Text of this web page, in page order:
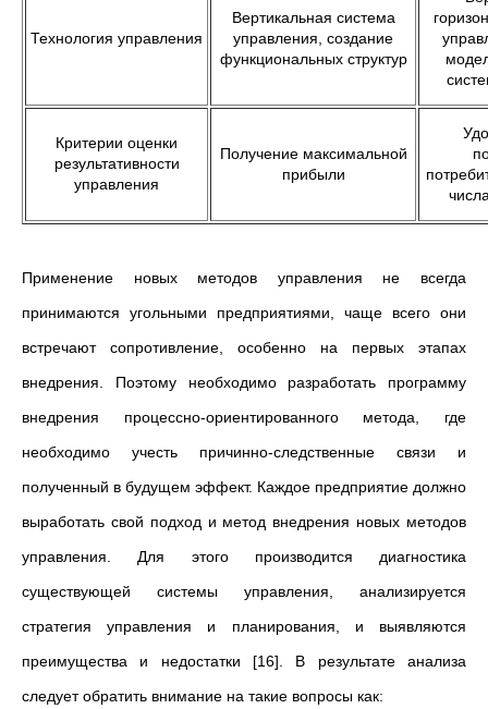
Технология управления
Вертикальная система
управления, создание
функциональных структур
Критерии оценки
результативности
управления
Получение максимальной
прибыли
Применение новых методов управления не всегда
принимаются угольными предприятиями, чаще всего они
встречают сопротивление, особенно на первых этапах
внедрения. Поэтому необходимо разработать программу
внедрения процессно-ориентированного метода, где
необходимо учесть причинно-следственные связи и
полученный в будущем эффект. Каждое предприятие должно
выработать свой подход и метод внедрения новых методов
управления. Для этого производится диагностика
существующей системы управления, анализируется
стратегия управления и планирования, и выявляются
преимущества и недостатки [16]. В результате анализа
следует обратить внимание на такие вопросы как: